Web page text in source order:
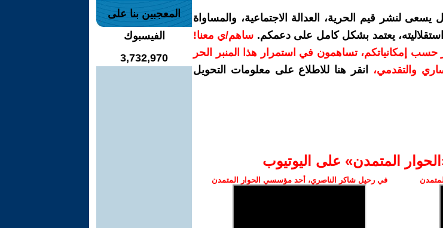
لنشر قيم الحرية، العدالة الاجتماعية، والمساواة
يعتمد بشكل كامل على دعمكم. ساهم/ي معنا!
أو أكثر حسب إمكانياتكم، تساهمون في استمرار هذا المنبر الحر
والتقدمي،
انقر هنا للاطلاع على معلومات التحويل
المتمدن» على اليوتيوب
في رحيل شاكر الناصري، أحد مؤسسي الحوار المتمدن
المعجبين بنا على
الفيسبوك
3,732,970